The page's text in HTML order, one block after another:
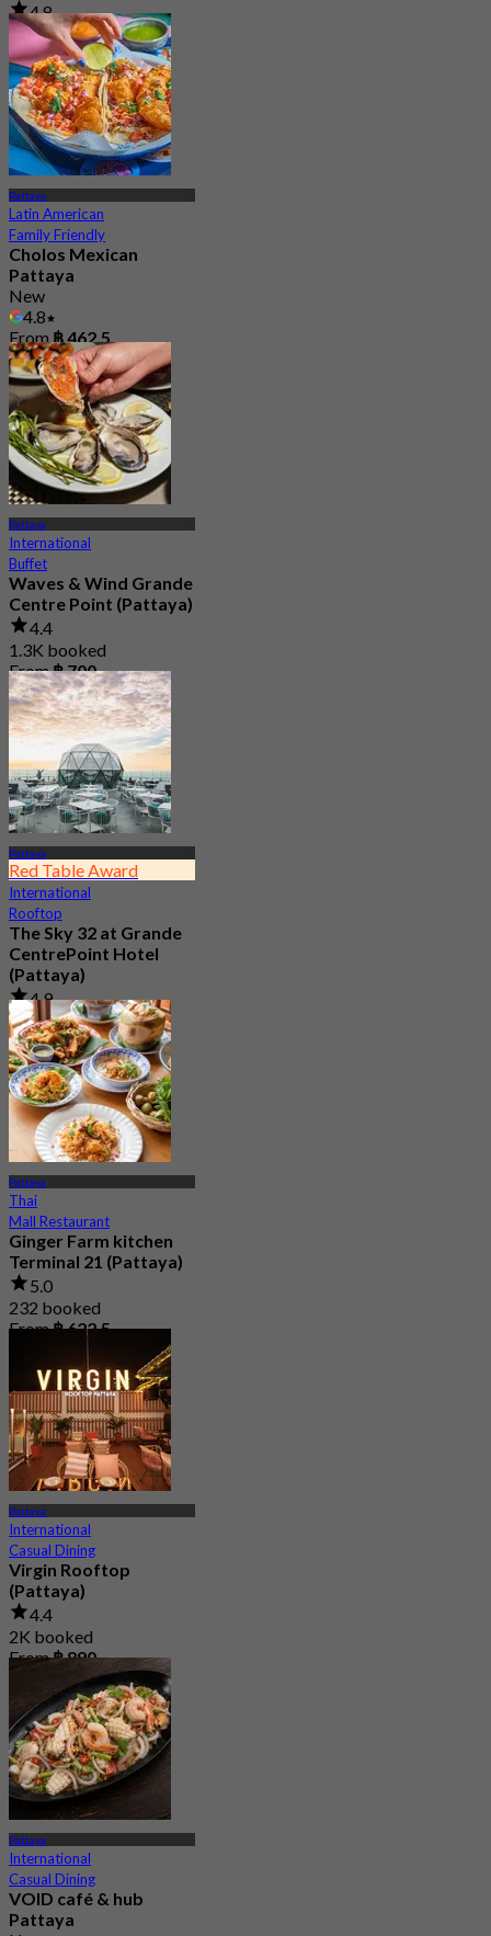
4.8
21.8K booked
From฿ 1,290
Pattaya
Latin American
Family Friendly
Cholos Mexican
Pattaya
New
4.8
From฿ 462.5
Pattaya
International
Buffet
Waves & Wind Grande
Centre Point (Pattaya)
4.4
1.3K booked
From฿ 700
Pattaya
Red Table Award
International
Rooftop
The Sky 32 at Grande
CentrePoint Hotel
(Pattaya)
4.9
11.7K booked
From฿ 980
Pattaya
Thai
Mall Restaurant
Ginger Farm kitchen
Terminal 21 (Pattaya)
5.0
232 booked
From฿ 622.5
Pattaya
International
Casual Dining
Virgin Rooftop
(Pattaya)
4.4
2K booked
From฿ 890
Pattaya
International
Casual Dining
VOID café & hub
Pattaya